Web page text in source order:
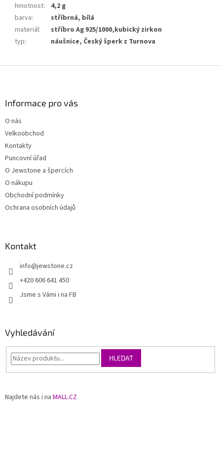
hmotnost:
4,2 g
barva:
stříbrná, bílá
materiál:
stříbro Ag 925/1000,kubický zirkon
typ: náušnice, Český šperk z Turnova
Informace pro vás
O nás
Velkoobchod
Kontakty
Puncovní úřad
O Jewstone a špercích
O nákupu
Obchodní podmínky
Ochrana osobních údajů
Kontakt
info@jewstone.cz
+420 606 641 450
Jsme s Vámi i na FB
Vyhledávání
HLEDAT
Najdete nás i na MALL.CZ